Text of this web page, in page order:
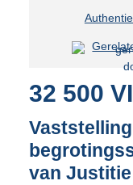
32 500 VI
van